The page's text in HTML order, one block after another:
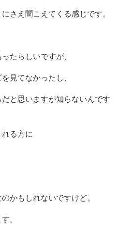
さえ聞こえてくる感じです。
たらしいですが、
見てなかったし、
と思いますが知らないんです
る方に
かもしれないですけど。
。